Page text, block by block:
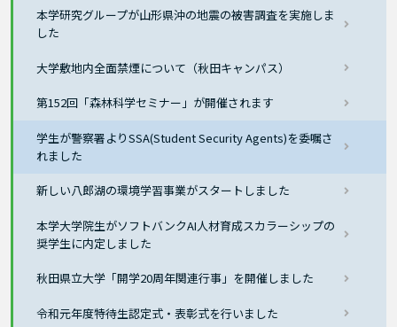
本学研究グループが山形県沖の地震の被害調査を実施しま
した
大学敷地内全面禁煙について（秋田キャンパス）
第152回「森林科学セミナー」が開催されます
学生が警察署よりSSA(Student Security Agents)を委嘱さ
れました
新しい八郎湖の環境学習事業がスタートしました
本学大学院生がソフトバンクAI人材育成スカラーシップの
奨学生に内定しました
秋田県立大学「開学20周年関連行事」を開催しました
令和元年度特待生認定式・表彰式を行いました